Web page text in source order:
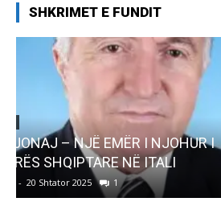
SHKRIMET E FUNDIT
AKTUALITET
Pregaditi Gjin Musa-Rome-
Gjin Musa - 8 Shtator 2025